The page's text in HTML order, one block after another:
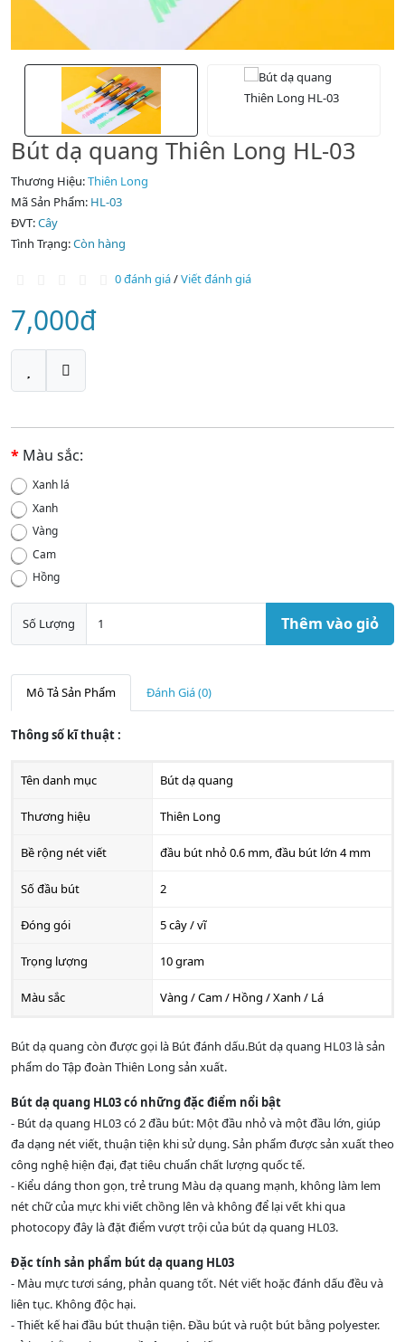
Bút dạ quang Thiên Long HL-03
Thương Hiệu:Thiên Long
Mã Sản Phẩm: HL-03
ĐVT:Cây
Tình Trạng:Còn hàng
0 đánh giá/Viết đánh giá
7,000đ
Màu sắc:
Xanh lá
Xanh
Vàng
Cam
Hồng
Số Lượng Thêm vào giỏ
Mô Tả Sản Phẩm Đánh Giá (0)
Thông số kĩ thuật :
Tên danh mục Bút dạ quang
Thương hiệu Thiên Long
Bề rộng nét viết đầu bút nhỏ 0.6 mm, đầu bút lớn 4 mm
Số đầu bút 2
Đóng gói 5 cây / vĩ
Trọng lượng 10 gram
Màu sắc Vàng / Cam / Hồng / Xanh / Lá
Bút dạ quang còn được gọi là Bút đánh dấu.Bút dạ quang HL03 là sản
phẩm do Tập đoàn Thiên Long sản xuất.
Bút dạ quang HL03 có những đặc điểm nổi bật
- Bút dạ quang HL03 có 2 đầu bút: Một đầu nhỏ và một đầu lớn, giúp
đa dạng nét viết, thuận tiện khi sử dụng. Sản phẩm được sản xuất theo
công nghệ hiện đại, đạt tiêu chuẩn chất lượng quốc tế.
- Kiểu dáng thon gọn, trẻ trung Màu dạ quang mạnh, không làm lem
nét chữ của mực khi viết chồng lên và không để lại vết khi qua
photocopy đây là đặt điểm vượt trội của bút dạ quang HL03.
Đặc tính sản phẩm bút dạ quang HL03
- Màu mực tươi sáng, phản quang tốt. Nét viết hoặc đánh dấu đều và
liên tục. Không độc hại.
- Thiết kế hai đầu bút thuận tiện. Đầu bút và ruột bút bằng polyester.